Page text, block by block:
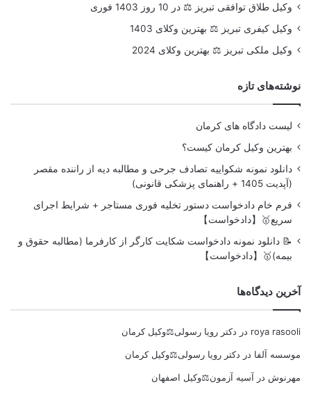
وکیل طلاق توافقی تبریز ⚖️ در 10 روز 1403 فوری
وکیل کیفری تبریز ⚖️ بهترین وکلای 1403
وکیل ملکی تبریز ⚖️ بهترین وکلای 2024
نوشته‌های تازه
لیست دادگاه های کرمان
بهترین وکیل کرمان کیست؟
دانلود نمونه شکواییه تصادف جرحی و مطالبه دیه از راننده مقصر
(آپدیت 1405 + راهنمای پزشکی قانونی)
فرم خام دادخواست دستور تخلیه فوری مستاجر + شرایط اجرای
سریع🥇【دادخواست】
📝 دانلود نمونه دادخواست شکایت کارگر از کارفرما (مطالبه حقوق و
بیمه)🥇【دادخواست】
آخرین دیدگاه‌ها
roya rasooli در دکتر رویا رسولی⚖️وکیل کرمان
موسسه آلفا در دکتر رویا رسولی⚖️وکیل کرمان
مهرنوش در آسیه آزمون⚖️وکیل اصفهان